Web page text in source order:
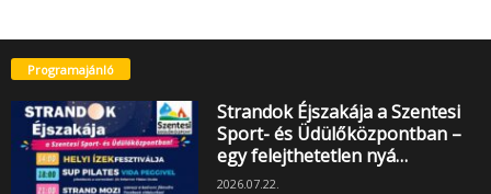
Programajánló
Strandok Éjszakája a Szentesi
Sport- és Üdülőközpontban –
egy felejthetetlen nyá…
2026.07.22.